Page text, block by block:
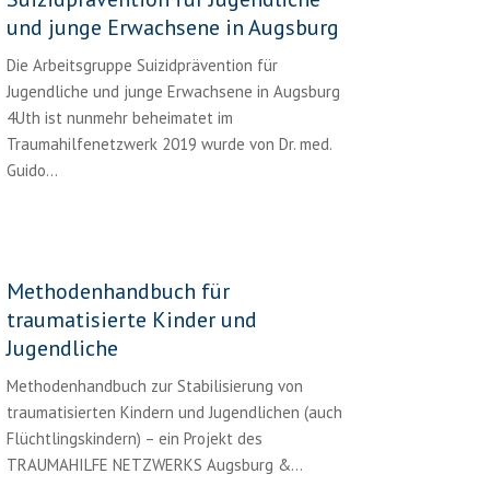
und junge Erwachsene in Augsburg
Die Arbeitsgruppe Suizidprävention für
Jugendliche und junge Erwachsene in Augsburg
4Uth ist nunmehr beheimatet im
Traumahilfenetzwerk 2019 wurde von Dr. med.
Guido...
Methodenhandbuch für
traumatisierte Kinder und
Jugendliche
Methodenhandbuch zur Stabilisierung von
traumatisierten Kindern und Jugendlichen (auch
Flüchtlingskindern) – ein Projekt des
TRAUMAHILFE NETZWERKS Augsburg &...